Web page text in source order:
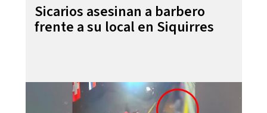
Sicarios asesinan a barbero
frente a su local en Siquirres